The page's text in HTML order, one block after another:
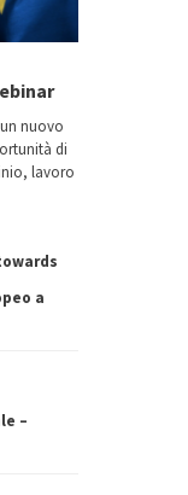
nuovo
di
lavoro
a
–